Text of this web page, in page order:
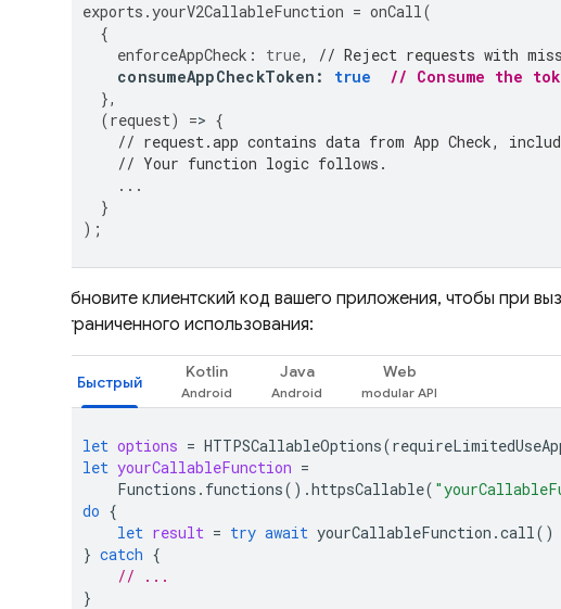
exports .yourV2CallableFunction = onCall(
{
enforceAppCheck : true,
// Reject requests with
consumeAppCheckToken : true
// Consume the
},
(request) => {
// request.app contains data from App Check,
// Your function logic follows.
...
}
);
Обновите клиентский код вашего приложения, чтобы при
ограниченного использования:
Быстрый
Kotlin Java Web
let options = HTTPSCallableOptions(
let yourCallableFunction =
Functions . functions().httpsCallable(
do {
let result = try await yourCallableFunction .call()
} catch {
// ...
}